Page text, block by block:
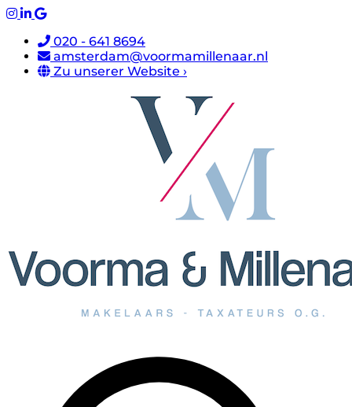
020 - 641 8694
amsterdam@voormamillenaar.nl
Zu unserer Website ›